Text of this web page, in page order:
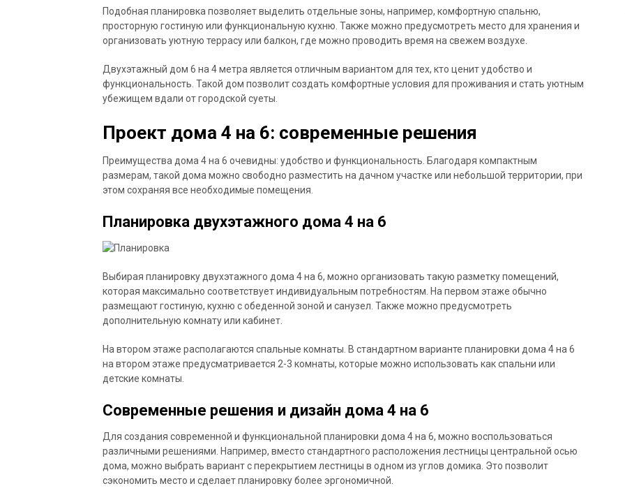
Подобная планировка позволяет выделить отдельные зоны, например, комфортную спальню,
просторную гостиную или функциональную кухню. Также можно предусмотреть место для хранения и
организовать уютную террасу или балкон, где можно проводить время на свежем воздухе.
Двухэтажный дом 6 на 4 метра является отличным вариантом для тех, кто ценит удобство и
функциональность. Такой дом позволит создать комфортные условия для проживания и стать уютным
убежищем вдали от городской суеты.
Проект дома 4 на 6: современные решения
Преимущества дома 4 на 6 очевидны: удобство и функциональность. Благодаря компактным
размерам, такой дома можно свободно разместить на дачном участке или небольшой территории, при
этом сохраняя все необходимые помещения.
Планировка двухэтажного дома 4 на 6
Выбирая планировку двухэтажного дома 4 на 6, можно организовать такую разметку помещений,
которая максимально соответствует индивидуальным потребностям. На первом этаже обычно
размещают гостиную, кухню с обеденной зоной и санузел. Также можно предусмотреть
дополнительную комнату или кабинет.
На втором этаже располагаются спальные комнаты. В стандартном варианте планировки дома 4 на 6
на втором этаже предусматривается 2-3 комнаты, которые можно использовать как спальни или
детские комнаты.
Современные решения и дизайн дома 4 на 6
Для создания современной и функциональной планировки дома 4 на 6, можно воспользоваться
различными решениями. Например, вместо стандартного расположения лестницы центральной осью
дома, можно выбрать вариант с перекрытием лестницы в одном из углов домика. Это позволит
сэкономить место и сделает планировку более эргономичной.